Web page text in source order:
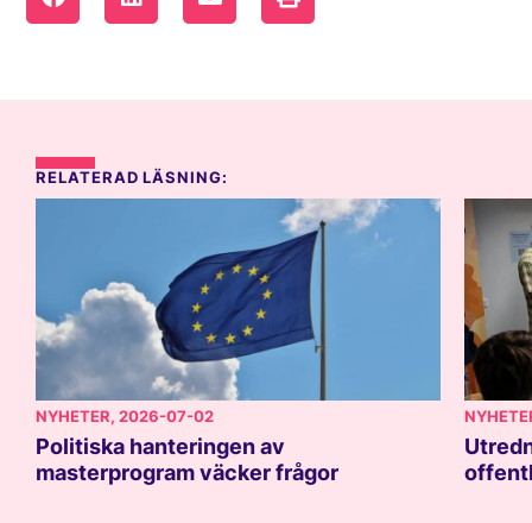
RELATERAD LÄSNING:
NYHETER, 2026-07-02
Politiska hanteringen av
masterprogram väcker frågor